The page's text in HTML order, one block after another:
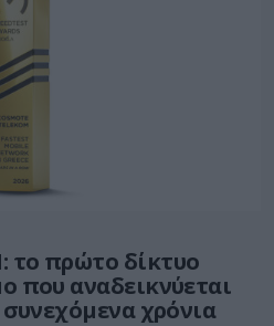
το πρώτο δίκτυο
που αναδεικνύεται
χρόνια